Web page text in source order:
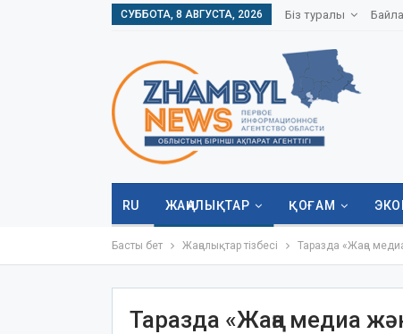
СУББОТА, 8 АВГУСТА, 2026 Біз туралы
RU ЖАҢАЛЫҚТАР ҚОҒАМ
Басты бет Жаңалықтар тізбесі Таразда «Жаңа
Таразда «Жаңа медиа